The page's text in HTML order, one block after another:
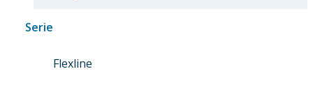
Serie
Flexline